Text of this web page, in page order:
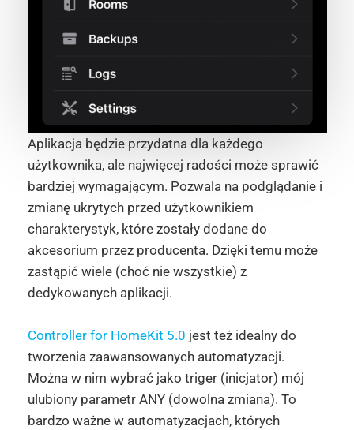
Aplikacja będzie przydatna dla każdego
użytkownika, ale najwięcej radości może sprawić
bardziej wymagającym. Pozwala na podglądanie i
zmianę ukrytych przed użytkownikiem
charakterystyk, które zostały dodane do
akcesorium przez producenta. Dzięki temu może
zastąpić wiele (choć nie wszystkie) z
dedykowanych aplikacji.
Controller for HomeKit 5.0 jest też idealny do
tworzenia zaawansowanych automatyzacji.
Można w nim wybrać jako triger (inicjator) mój
ulubiony parametr ANY (dowolna zmiana). To
bardzo ważne w automatyzacjach, których